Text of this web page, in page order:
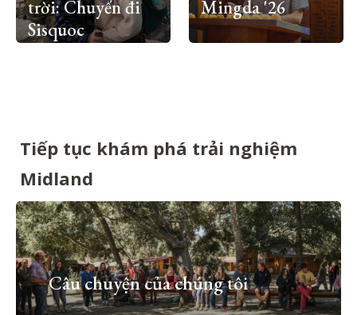
trời: Chuyến đi
Sisquoc
Mingda '26
Tiếp tục khám phá trải nghiệm
Midland
Câu chuyện của chúng tôi